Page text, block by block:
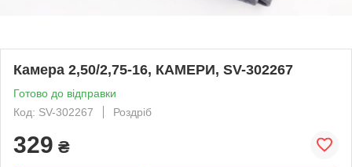
Камера 2,50/2,75-16, КАМЕРИ, SV-302267
Готово до відправки
Код: SV-302267
Роздріб
329 ₴